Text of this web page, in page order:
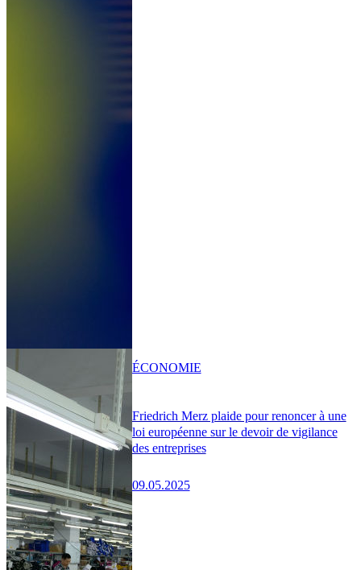
Friedrich Merz plaide pour renoncer à une
loi européenne sur le devoir de vigilance
des entreprises
09.05.2025
ÉCONOMIE